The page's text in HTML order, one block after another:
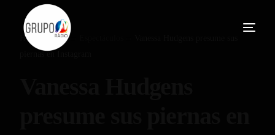
Home Blog
piernas en Instagram